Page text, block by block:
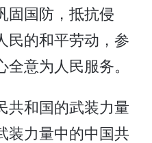
固国防，抵抗侵
民的和平劳动，参
意为人民服务。
和国的武装力量
装力量中的中国共